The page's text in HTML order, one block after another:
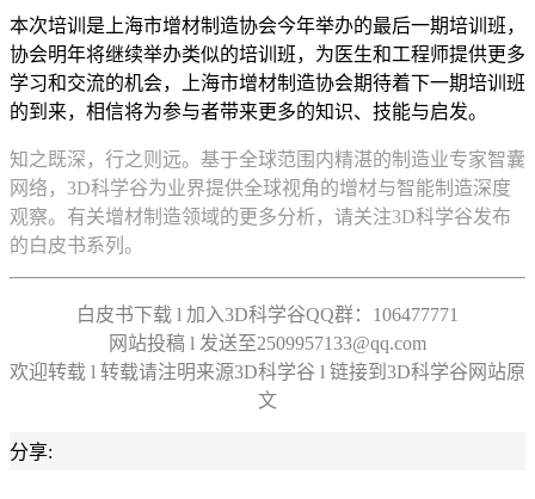
本次培训是上海市增材制造协会今年举办的最后一期培训班，
协会明年将继续举办类似的培训班，为医生和工程师提供更多
学习和交流的机会，上海市增材制造协会期待着下一期培训班
的到来，相信将为参与者带来更多的知识、技能与启发。
知之既深，行之则远。基于全球范围内精湛的制造业专家智囊
网络，3D科学谷为业界提供全球视角的增材与智能制造深度
观察。有关增材制造领域的更多分析，请关注3D科学谷发布
的白皮书系列。
白皮书下载 l 加入3D科学谷QQ群：106477771
网站投稿 l 发送至2509957133@qq.com
欢迎转载 l 转载请注明来源3D科学谷 l 链接到3D科学谷网站原
文
分享: